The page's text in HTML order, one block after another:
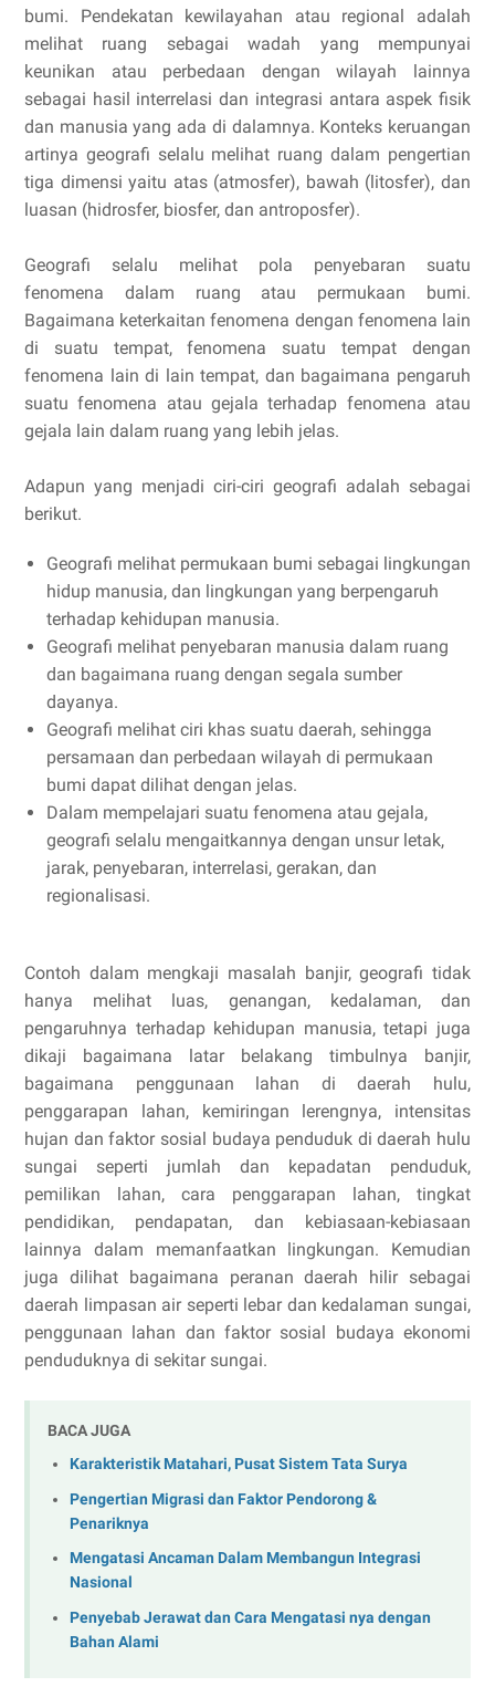
bumi. Pendekatan kewilayahan atau regional adalah
melihat ruang sebagai wadah yang mempunyai
keunikan atau perbedaan dengan wilayah lainnya
sebagai hasil interrelasi dan integrasi antara aspek fisik
dan manusia yang ada di dalamnya. Konteks keruangan
artinya geografi selalu melihat ruang dalam pengertian
tiga dimensi yaitu atas (atmosfer), bawah (litosfer), dan
luasan (hidrosfer, biosfer, dan antroposfer).
Geografi selalu melihat pola penyebaran suatu
fenomena dalam ruang atau permukaan bumi.
Bagaimana keterkaitan fenomena dengan fenomena lain
di suatu tempat, fenomena suatu tempat dengan
fenomena lain di lain tempat, dan bagaimana pengaruh
suatu fenomena atau gejala terhadap fenomena atau
gejala lain dalam ruang yang lebih jelas.
Adapun yang menjadi ciri-ciri geografi adalah sebagai
berikut.
Geografi melihat permukaan bumi sebagai lingkungan
hidup manusia, dan lingkungan yang berpengaruh
terhadap kehidupan manusia.
Geografi melihat penyebaran manusia dalam ruang
dan bagaimana ruang dengan segala sumber
dayanya.
Geografi melihat ciri khas suatu daerah, sehingga
persamaan dan perbedaan wilayah di permukaan
bumi dapat dilihat dengan jelas.
Dalam mempelajari suatu fenomena atau gejala,
geografi selalu mengaitkannya dengan unsur letak,
jarak, penyebaran, interrelasi, gerakan, dan
regionalisasi.
Contoh dalam mengkaji masalah banjir, geografi tidak
hanya melihat luas, genangan, kedalaman, dan
pengaruhnya terhadap kehidupan manusia, tetapi juga
dikaji bagaimana latar belakang timbulnya banjir,
bagaimana penggunaan lahan di daerah hulu,
penggarapan lahan, kemiringan lerengnya, intensitas
hujan dan faktor sosial budaya penduduk di daerah hulu
sungai seperti jumlah dan kepadatan penduduk,
pemilikan lahan, cara penggarapan lahan, tingkat
pendidikan, pendapatan, dan kebiasaan-kebiasaan
lainnya dalam memanfaatkan lingkungan. Kemudian
juga dilihat bagaimana peranan daerah hilir sebagai
daerah limpasan air seperti lebar dan kedalaman sungai,
penggunaan lahan dan faktor sosial budaya ekonomi
penduduknya di sekitar sungai.
BACA JUGA
Karakteristik Matahari, Pusat Sistem Tata Surya
Pengertian Migrasi dan Faktor Pendorong &
Penariknya
Mengatasi Ancaman Dalam Membangun Integrasi
Nasional
Penyebab Jerawat dan Cara Mengatasi nya dengan
Bahan Alami